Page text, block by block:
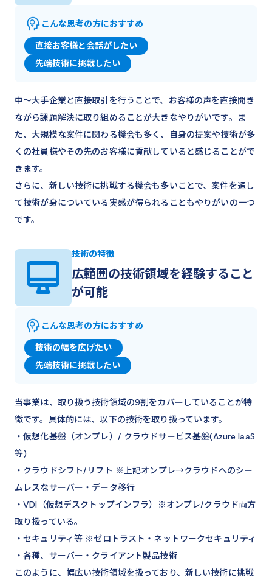
こんな思考の方におすすめ
直接お客様と会話がしたい
先端技術に挑戦したい
中～大手企業と直接取引を行うことで、お客様の声を直接聞き
ながら課題解決に取り組めることが大きなやりがいです。ま
た、大規模な案件に関わる機会も多く、自身の提案や技術が多
くの社員様やその先のお客様に貢献していると感じることがで
きます。
さらに、新しい技術に挑戦する機会も多いことで、案件を通し
て技術が身についている実感が得られることもやりがいの一つ
です。
技術の特徴
広範囲の技術領域を経験すること
が可能
こんな思考の方におすすめ
技術の幅を広げたい
先端技術に挑戦したい
当事業は、取り扱う技術領域の9割をカバーしていることが特
徴です。具体的には、以下の技術を取り扱っています。
・仮想化基盤（オンプレ）/ クラウドサービス基盤(Azure IaaS
等)
・クラウドシフト/リフト ※上記オンプレ→クラウドへのシー
ムレスなサーバー・データ移行
・VDI（仮想デスクトップインフラ）※オンプレ/クラウド両方
取り扱っている。
・セキュリティ等 ※ゼロトラスト・ネットワークセキュリティ
・各種、サーバー・クライアント製品技術
このように、幅広い技術領域を扱っており、新しい技術に挑戦